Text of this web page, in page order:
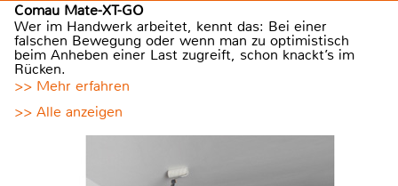
Comau Mate-XT-GO
Wer im Handwerk arbeitet, kennt das: Bei einer
falschen Bewegung oder wenn man zu optimistisch
beim Anheben einer Last zugreift, schon knackt’s im
Rücken.
>> Mehr erfahren
>> Alle anzeigen